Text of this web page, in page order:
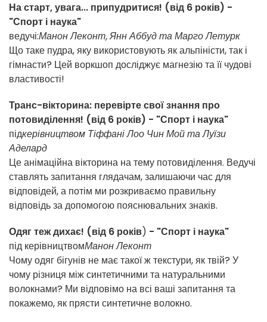
На старт, увага... припудритися! (від 6 років) -
"Спорт і наука"
ведучі:Манон Леконт, Янн Аббуд та Марго Летурк
Що таке пудра, яку використовують як альпіністи, так і
гімнасти? Цей воркшоп досліджує магнезію та її чудові
властивості!
Транс-вікторина: перевірте свої знання про
потовиділення! (від 6 років) - "Спорт і наука"
підкерівництвом Тіффані Лоо Чин Мой та Луїзи
Аделард
Це анімаційна вікторина на тему потовиділення. Ведучі
ставлять запитання глядачам, залишаючи час для
відповідей, а потім ми розкриваємо правильну
відповідь за допомогою пояснювальних знаків.
Одяг теж дихає! (від 6 років) - "Спорт і наука"
під керівництвомМанон Леконт
Чому одяг бігунів не має такої ж текстури, як твій? У
чому різниця між синтетичними та натуральними
волокнами? Ми відповімо на всі ваші запитання та
покажемо, як прясти синтетичне волокно.